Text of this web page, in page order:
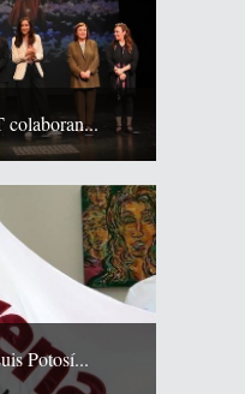
Potosí...